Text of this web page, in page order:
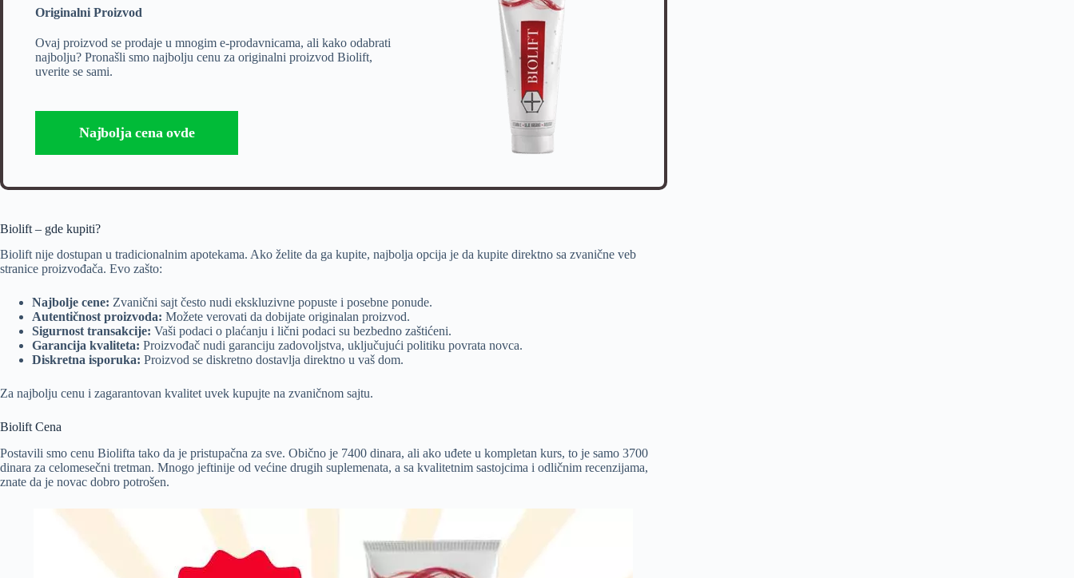
Originalni Proizvod
Ovaj proizvod se prodaje u mnogim e-prodavnicama, ali kako odabrati
najbolju? Pronašli smo najbolju cenu za originalni proizvod Biolift,
uverite se sami.
Najbolja cena ovde
Biolift – gde kupiti?
Biolift nije dostupan u tradicionalnim apotekama. Ako želite da ga kupite, najbolja opcija je da kupite direktno sa zvanične veb
stranice proizvođača. Evo zašto:
Najbolje cene: Zvanični sajt često nudi ekskluzivne popuste i posebne ponude.
Autentičnost proizvoda: Možete verovati da dobijate originalan proizvod.
Sigurnost transakcije: Vaši podaci o plaćanju i lični podaci su bezbedno zaštićeni.
Garancija kvaliteta: Proizvođač nudi garanciju zadovoljstva, uključujući politiku povrata novca.
Diskretna isporuka: Proizvod se diskretno dostavlja direktno u vaš dom.
Za najbolju cenu i zagarantovan kvalitet uvek kupujte na zvaničnom sajtu.
Biolift Cena
Postavili smo cenu Biolifta tako da je pristupačna za sve. Obično je 7400 dinara, ali ako uđete u kompletan kurs, to je samo 3700
dinara za celomesečni tretman. Mnogo jeftinije od većine drugih suplemenata, a sa kvalitetnim sastojcima i odličnim recenzijama,
znate da je novac dobro potrošen.